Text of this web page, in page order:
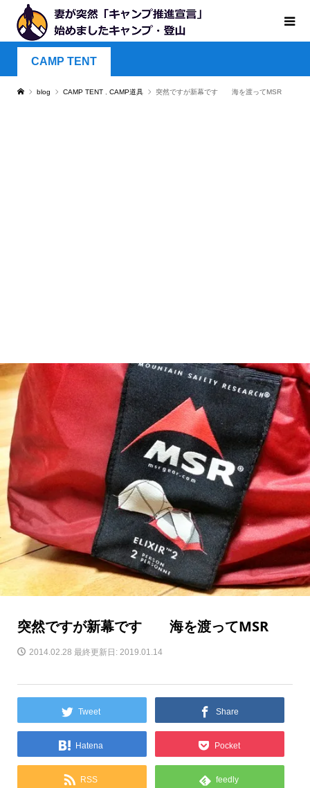
CAMP TENT
blog CAMP TENT CAMP道具 突然ですが新幕です 海を渡ってMSR
突然ですが新幕です 海を渡ってMSR
2014.02.28 最終更新日: 2019.01.14
Tweet Share
Hatena Pocket
RSS feedly